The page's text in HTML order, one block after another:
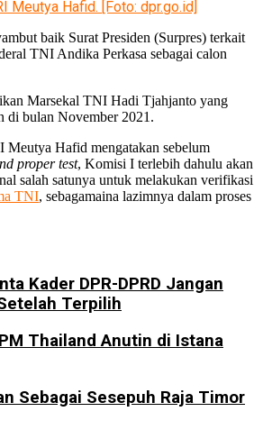
Meutya Hafid. [Foto: dpr.go.id]
baik Surat Presiden (Surpres) terkait
TNI Andika Perkasa sebagai calon
Marsekal TNI Hadi Tjahjanto yang
di bulan November 2021.
Hafid mengatakan sebelum
proper test, Komisi I terlebih dahulu akan
salah satunya untuk melakukan verifikasi
TNI, sebagamaina lazimnya dalam proses
Kader DPR-DPRD Jangan
Terpilih
Thailand Anutin di Istana
Sebagai Sesepuh Raja Timor